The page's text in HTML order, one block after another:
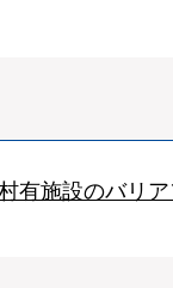
有施設のバリ